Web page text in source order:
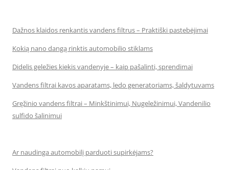
Dažnos klaidos renkantis vandens filtrus – Praktiški pastebėjimai
Kokią nano dangą rinktis automobilio stiklams
Didelis geležies kiekis vandenyje – kaip pašalinti, sprendimai
Vandens filtrai kavos aparatams, ledo generatoriams, šaldytuvams
Gręžinio vandens filtrai – Minkštinimui, Nugeležinimui, Vandenilio
sulfido šalinimui
Ar naudinga automobilį parduoti supirkėjams?